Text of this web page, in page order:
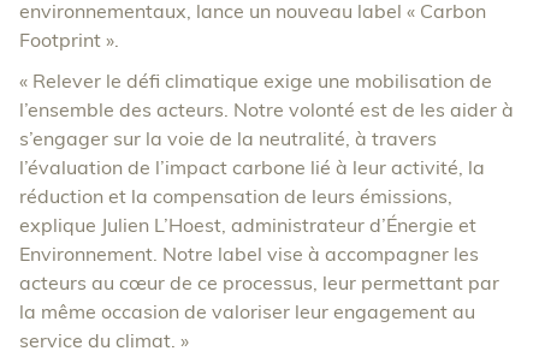
environnementaux, lance un nouveau label « Carbon
Footprint ».
« Relever le défi climatique exige une mobilisation de
l’ensemble des acteurs. Notre volonté est de les aider à
s’engager sur la voie de la neutralité, à travers
l’évaluation de l’impact carbone lié à leur activité, la
réduction et la compensation de leurs émissions,
explique Julien L’Hoest, administrateur d’Énergie et
Environnement. Notre label vise à accompagner les
acteurs au cœur de ce processus, leur permettant par
la même occasion de valoriser leur engagement au
service du climat. »